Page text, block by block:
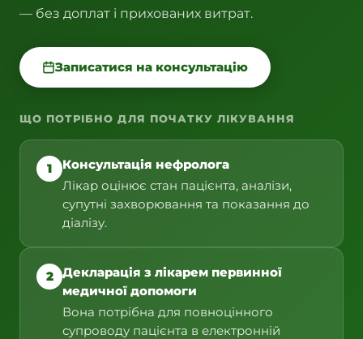
— без доплат і прихованих витрат.
Записатися на консультацію
ЩО ПОТРІБНО ДЛЯ ПОЧАТКУ ЛІКУВАННЯ
1
Консультація нефролога
Лікар оцінює стан пацієнта, аналізи,
супутні захворювання та показання до
діалізу.
2
Декларація з лікарем первинної
медичної допомоги
Вона потрібна для повноцінного
супроводу пацієнта в електронній